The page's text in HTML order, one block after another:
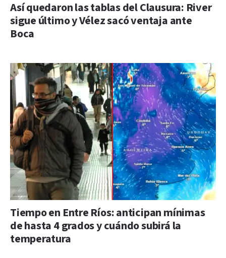
Así quedaron las tablas del Clausura: River
sigue último y Vélez sacó ventaja ante
Boca
Tiempo en Entre Ríos: anticipan mínimas
de hasta 4 grados y cuándo subirá la
temperatura